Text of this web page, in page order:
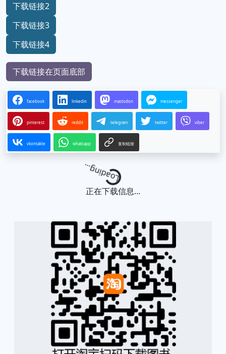
下载链接2
下载链接3
下载链接4
下载链接在页面底部
facebook linkedin mastodon messenger
pinterest reddit telegram twitter viber
vkontakte whatsapp 复制链接
Loading...
正在下载信息...